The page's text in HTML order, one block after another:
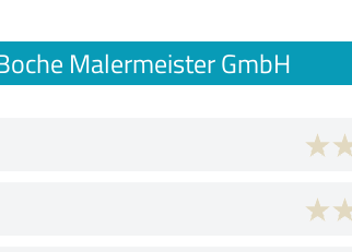
Malermeister GmbH